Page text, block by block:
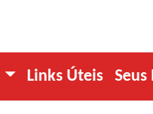
Links Úteis